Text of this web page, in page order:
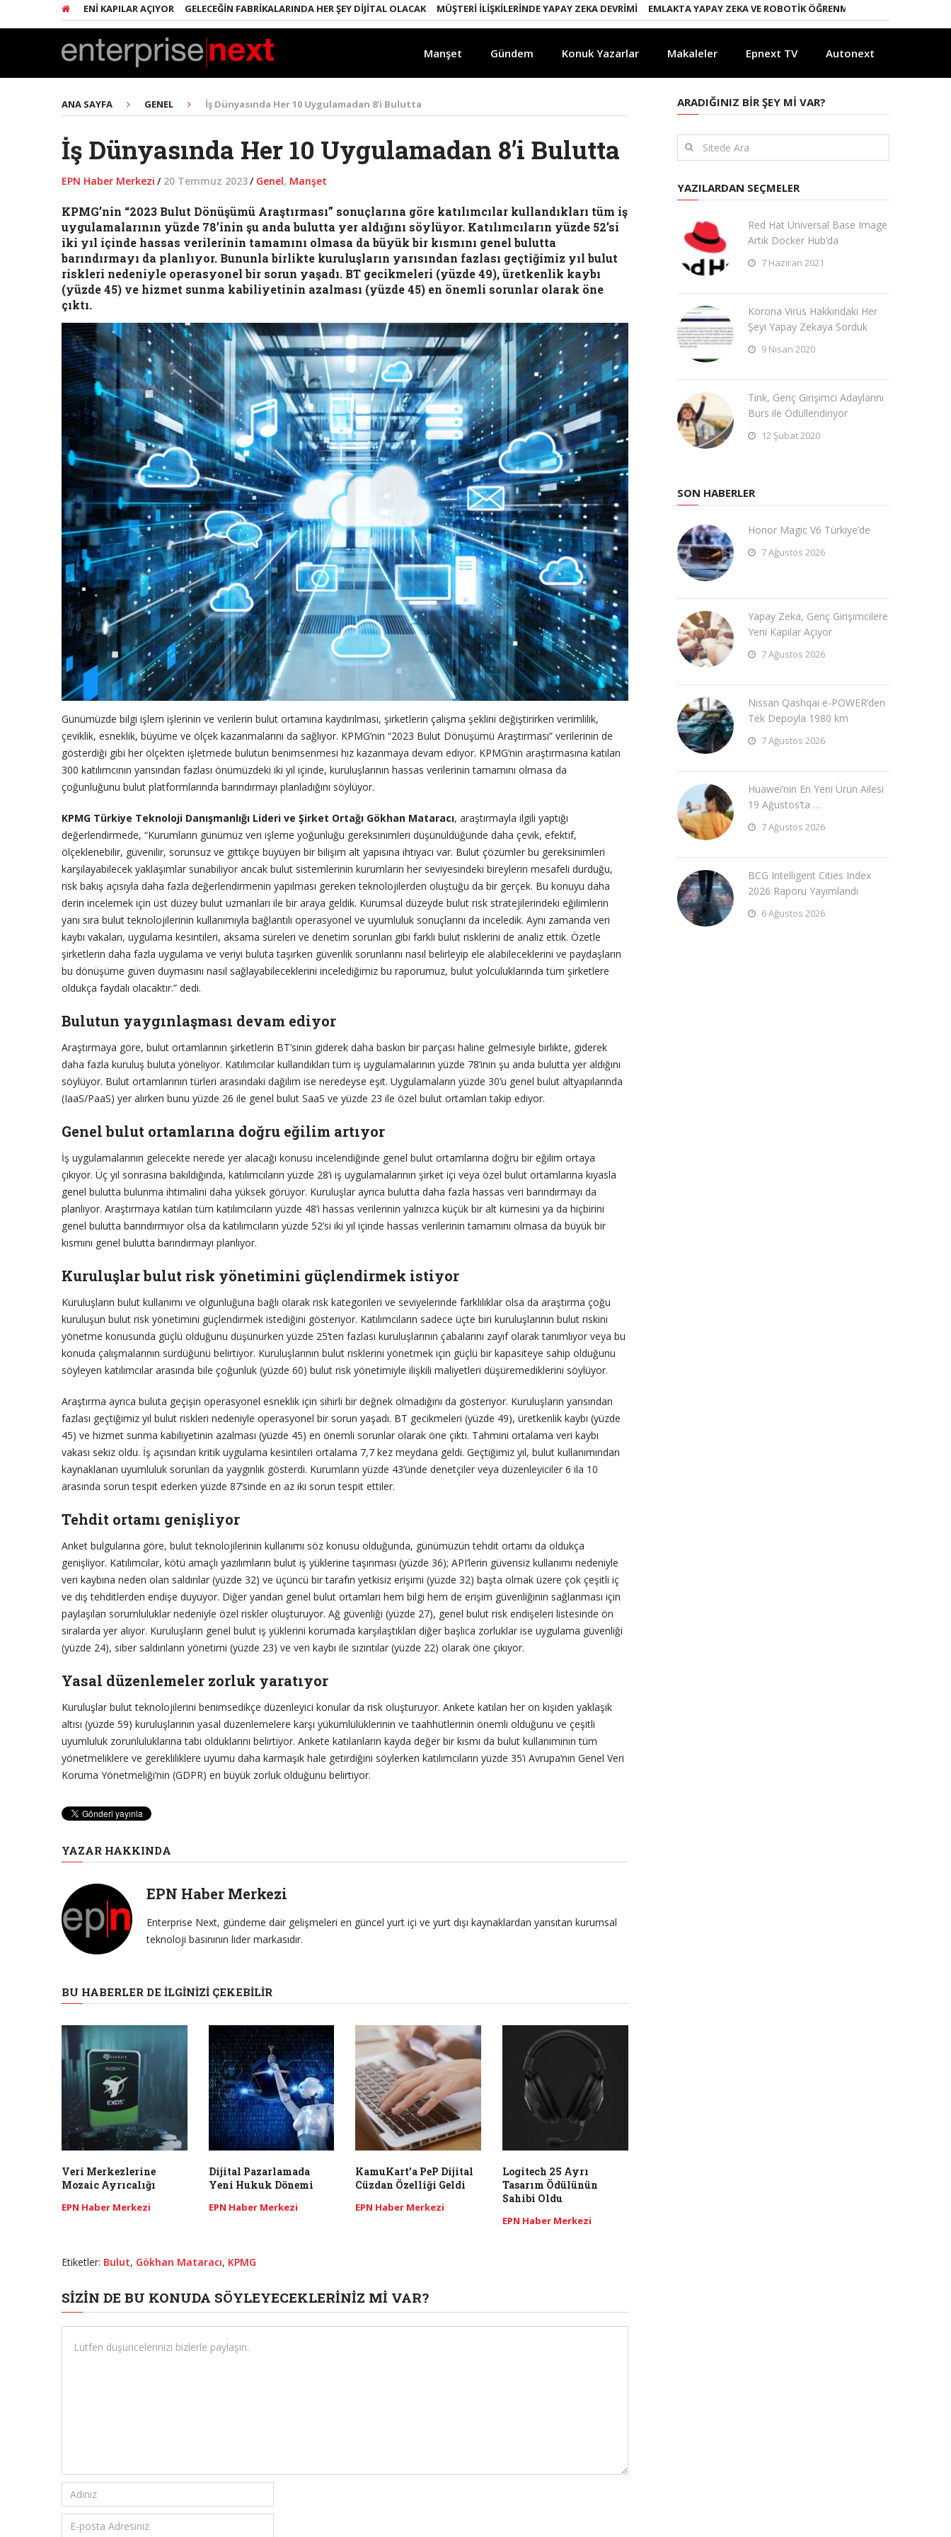
YENI KAPILAR AÇIYOR GELECEĞIN FABRIKALARINDA HER ŞEY DIJITAL OLACAK MÜŞTERI İLIŞKILERINDE YAPAY ZEKA DEVRIMI EMLAKTA YAPAY ZEKA VE ROBOTIK ÖĞRENME DÖNEMI
Manşet Gündem Konuk Yazarlar Makaleler Epnext TV Autonext
ANA SAYFA GENEL İş Dünyasında Her 10 Uygulamadan 8’i Bulutta
İş Dünyasında Her 10 Uygulamadan 8’i Bulutta
EPN Haber Merkezi / 20 Temmuz 2023/ Genel, Manşet
KPMG’nin “2023 Bulut Dönüşümü Araştırması” sonuçlarına göre katılımcılar kullandıkları tüm iş
uygulamalarının yüzde 78’inin şu anda bulutta yer aldığını söylüyor. Katılımcıların yüzde 52’si
iki yıl içinde hassas verilerinin tamamını olmasa da büyük bir kısmını genel bulutta
barındırmayı da planlıyor. Bununla birlikte kuruluşların yarısından fazlası geçtiğimiz yıl bulut
riskleri nedeniyle operasyonel bir sorun yaşadı. BT gecikmeleri (yüzde 49), üretkenlik kaybı
(yüzde 45) ve hizmet sunma kabiliyetinin azalması (yüzde 45) en önemli sorunlar olarak öne
çıktı.
Günümüzde bilgi işlem işlerinin ve verilerin bulut ortamına kaydırılması, şirketlerin çalışma şeklini değiştirirken verimlilik,
çeviklik, esneklik, büyüme ve ölçek kazanmalarını da sağlıyor. KPMG’nin “2023 Bulut Dönüşümü Araştırması” verilerinin de
gösterdiği gibi her ölçekten işletmede bulutun benimsenmesi hız kazanmaya devam ediyor. KPMG’nin araştırmasına katılan
300 katılımcının yarısından fazlası önümüzdeki iki yıl içinde, kuruluşlarının hassas verilerinin tamamını olmasa da
çoğunluğunu bulut platformlarında barındırmayı planladığını söylüyor.
KPMG Türkiye Teknoloji Danışmanlığı Lideri ve Şirket Ortağı Gökhan Mataracı, araştırmayla ilgili yaptığı
değerlendirmede, “Kurumların günümüz veri işleme yoğunluğu gereksinimleri düşünüldüğünde daha çevik, efektif,
ölçeklenebilir, güvenilir, sorunsuz ve gittikçe büyüyen bir bilişim alt yapısına ihtiyacı var. Bulut çözümler bu gereksinimleri
karşılayabilecek yaklaşımlar sunabiliyor ancak bulut sistemlerinin kurumların her seviyesindeki bireylerin mesafeli durduğu,
risk bakış açısıyla daha fazla değerlendirmenin yapılması gereken teknolojilerden oluştuğu da bir gerçek. Bu konuyu daha
derin incelemek için üst düzey bulut uzmanları ile bir araya geldik. Kurumsal düzeyde bulut risk stratejilerindeki eğilimlerin
yanı sıra bulut teknolojilerinin kullanımıyla bağlantılı operasyonel ve uyumluluk sonuçlarını da inceledik. Aynı zamanda veri
kaybı vakaları, uygulama kesintileri, aksama süreleri ve denetim sorunları gibi farklı bulut risklerini de analiz ettik. Özetle
şirketlerin daha fazla uygulama ve veriyi buluta taşırken güvenlik sorunlarını nasıl belirleyip ele alabileceklerini ve paydaşların
bu dönüşüme güven duymasını nasıl sağlayabileceklerini incelediğimiz bu raporumuz, bulut yolculuklarında tüm şirketlere
oldukça faydalı olacaktır.” dedi.
Bulutun yaygınlaşması devam ediyor
Araştırmaya göre, bulut ortamlarının şirketlerin BT’sinin giderek daha baskın bir parçası haline gelmesiyle birlikte, giderek
daha fazla kuruluş buluta yöneliyor. Katılımcılar kullandıkları tüm iş uygulamalarının yüzde 78’inin şu anda bulutta yer aldığını
söylüyor. Bulut ortamlarının türleri arasındaki dağılım ise neredeyse eşit. Uygulamaların yüzde 30’u genel bulut altyapılarında
(IaaS/PaaS) yer alırken bunu yüzde 26 ile genel bulut SaaS ve yüzde 23 ile özel bulut ortamları takip ediyor.
Genel bulut ortamlarına doğru eğilim artıyor
İş uygulamalarının gelecekte nerede yer alacağı konusu incelendiğinde genel bulut ortamlarına doğru bir eğilim ortaya
çıkıyor. Üç yıl sonrasına bakıldığında, katılımcıların yüzde 28’i iş uygulamalarının şirket içi veya özel bulut ortamlarına kıyasla
genel bulutta bulunma ihtimalini daha yüksek görüyor. Kuruluşlar ayrıca bulutta daha fazla hassas veri barındırmayı da
planlıyor. Araştırmaya katılan tüm katılımcıların yüzde 48’i hassas verilerinin yalnızca küçük bir alt kümesini ya da hiçbirini
genel bulutta barındırmıyor olsa da katılımcıların yüzde 52’si iki yıl içinde hassas verilerinin tamamını olmasa da büyük bir
kısmını genel bulutta barındırmayı planlıyor.
Kuruluşlar bulut risk yönetimini güçlendirmek istiyor
Kuruluşların bulut kullanımı ve olgunluğuna bağlı olarak risk kategorileri ve seviyelerinde farklılıklar olsa da araştırma çoğu
kuruluşun bulut risk yönetimini güçlendirmek istediğini gösteriyor. Katılımcıların sadece üçte biri kuruluşlarının bulut riskini
yönetme konusunda güçlü olduğunu düşünürken yüzde 25’ten fazlası kuruluşlarının çabalarını zayıf olarak tanımlıyor veya bu
konuda çalışmalarının sürdüğünü belirtiyor. Kuruluşlarının bulut risklerini yönetmek için güçlü bir kapasiteye sahip olduğunu
söyleyen katılımcılar arasında bile çoğunluk (yüzde 60) bulut risk yönetimiyle ilişkili maliyetleri düşüremediklerini söylüyor.
Araştırma ayrıca buluta geçişin operasyonel esneklik için sihirli bir değnek olmadığını da gösteriyor. Kuruluşların yarısından
fazlası geçtiğimiz yıl bulut riskleri nedeniyle operasyonel bir sorun yaşadı. BT gecikmeleri (yüzde 49), üretkenlik kaybı (yüzde
45) ve hizmet sunma kabiliyetinin azalması (yüzde 45) en önemli sorunlar olarak öne çıktı. Tahmini ortalama veri kaybı
vakası sekiz oldu. İş açısından kritik uygulama kesintileri ortalama 7,7 kez meydana geldi. Geçtiğimiz yıl, bulut kullanımından
kaynaklanan uyumluluk sorunları da yaygınlık gösterdi. Kurumların yüzde 43’ünde denetçiler veya düzenleyiciler 6 ila 10
arasında sorun tespit ederken yüzde 87’sinde en az iki sorun tespit ettiler.
Tehdit ortamı genişliyor
Anket bulgularına göre, bulut teknolojilerinin kullanımı söz konusu olduğunda, günümüzün tehdit ortamı da oldukça
genişliyor. Katılımcılar, kötü amaçlı yazılımların bulut iş yüklerine taşınması (yüzde 36); API’lerin güvensiz kullanımı nedeniyle
veri kaybına neden olan saldırılar (yüzde 32) ve üçüncü bir tarafın yetkisiz erişimi (yüzde 32) başta olmak üzere çok çeşitli iç
ve dış tehditlerden endişe duyuyor. Diğer yandan genel bulut ortamları hem bilgi hem de erişim güvenliğinin sağlanması için
paylaşılan sorumluluklar nedeniyle özel riskler oluşturuyor. Ağ güvenliği (yüzde 27), genel bulut risk endişeleri listesinde ön
sıralarda yer alıyor. Kuruluşların genel bulut iş yüklerini korumada karşılaştıkları diğer başlıca zorluklar ise uygulama güvenliği
(yüzde 24), siber saldırıların yönetimi (yüzde 23) ve veri kaybı ile sızıntılar (yüzde 22) olarak öne çıkıyor.
Yasal düzenlemeler zorluk yaratıyor
Kuruluşlar bulut teknolojilerini benimsedikçe düzenleyici konular da risk oluşturuyor. Ankete katılan her on kişiden yaklaşık
altısı (yüzde 59) kuruluşlarının yasal düzenlemelere karşı yükümlülüklerinin ve taahhütlerinin önemli olduğunu ve çeşitli
uyumluluk zorunluluklarına tabi olduklarını belirtiyor. Ankete katılanların kayda değer bir kısmı da bulut kullanımının tüm
yönetmeliklere ve gerekliliklere uyumu daha karmaşık hale getirdiğini söylerken katılımcıların yüzde 35’i Avrupa’nın Genel Veri
Koruma Yönetmeliği’nin (GDPR) en büyük zorluk olduğunu belirtiyor.
YAZAR HAKKINDA
EPN Haber Merkezi
Enterprise Next, gündeme dair gelişmeleri en güncel yurt içi ve yurt dışı kaynaklardan yansıtan kurumsal
teknoloji basınının lider markasıdır.
BU HABERLER DE İLGINIZI ÇEKEBILIR
Veri Merkezlerine
Mozaic Ayrıcalığı
EPN Haber Merkezi
Dijital Pazarlamada
Yeni Hukuk Dönemi
EPN Haber Merkezi
KamuKart’a PeP Dijital
Cüzdan Özelliği Geldi
EPN Haber Merkezi
Logitech 25 Ayrı
Tasarım Ödülünün
Sahibi Oldu
EPN Haber Merkezi
Etiketler: Bulut, Gökhan Mataracı, KPMG
SIZIN DE BU KONUDA SÖYLEYECEKLERINIZ MI VAR?
ARADIĞINIZ BIR ŞEY MI VAR?
YAZILARDAN SEÇMELER
Red Hat Universal Base Image
Artık Docker Hub’da
7 Haziran 2021
Korona Virüs Hakkındaki Her
Şeyi Yapay Zekaya Sorduk
9 Nisan 2020
Tink, Genç Girişimci Adaylarını
Burs ile Ödüllendiriyor
12 Şubat 2020
SON HABERLER
Honor Magic V6 Türkiye’de
7 Ağustos 2026
Yapay Zeka, Genç Girişimcilere
Yeni Kapılar Açıyor
7 Ağustos 2026
Nissan Qashqai e-POWER’den
Tek Depoyla 1980 km
7 Ağustos 2026
Huawei’nin En Yeni Ürün Ailesi
19 Ağustos’ta …
7 Ağustos 2026
BCG Intelligent Cities Index
2026 Raporu Yayımlandı
6 Ağustos 2026